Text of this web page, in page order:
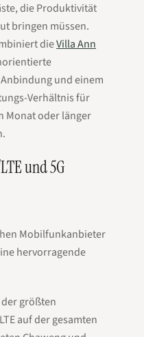
die Produktivität
bringen müssen.
dieVilla Ann
und einem
Verhältnis für
Monat oder länger
und 5G
Mobilfunkanbieter
hervorragende
größten
auf der gesamten